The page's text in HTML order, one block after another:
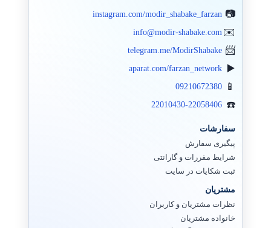
instagram.com/modir_shabake_farzan
info@modir-shabake.com
telegram.me/ModirShabake
aparat.com/farzan_network
09210672380
22010430-22058406
سفارشات
پیگیری سفارش
شرایط مقررات و گارانتی
ثبت شکایات در سایت
مشتریان
نظرات مشتریان و کاربران
خانواده مشتریان